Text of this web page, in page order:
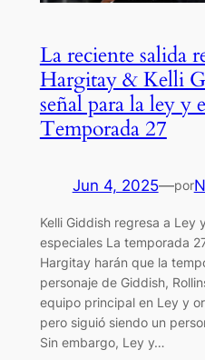
La reciente salida
Hargitay & Kelli
señal para la ley y
Temporada 27
Jun 4, 2025—por
Kelli Giddish regresa a
especiales La temporada
Hargitay harán que la
personaje de Giddish,
equipo principal en Ley y
pero siguió siendo un
Sin embargo, Ley y…